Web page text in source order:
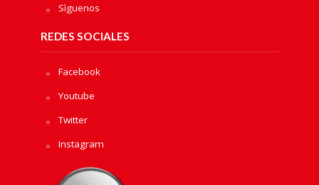
Sìguenos
REDES SOCIALES
Facebook
Youtube
Twitter
Instagram